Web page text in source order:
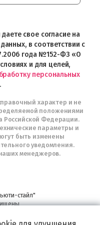
свое согласие на
в соответствии с
года №152-ФЗ «О
и для целей,
персональных
характер и не
положениями
Российской Федерации.
параметры и
быть изменены
уведомления.
менеджеров.
стайл"